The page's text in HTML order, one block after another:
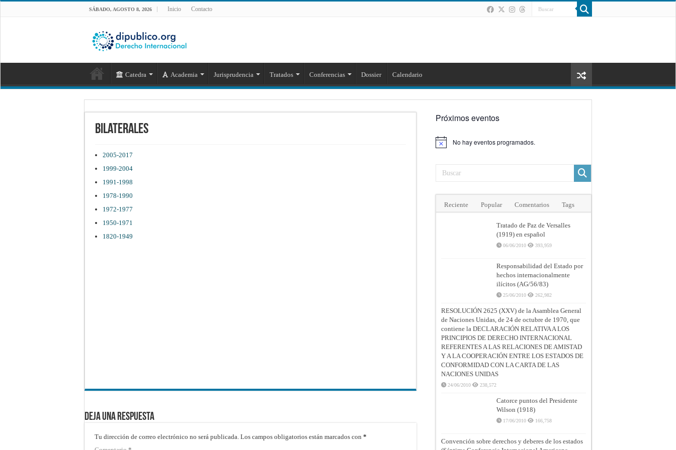
SÁBADO, AGOSTO 8, 2026 Inicio Contacto
Catedra Academia Jurisprudencia Tratados Conferencias Dossier Calendario
Bilaterales
2005-2017
1999-2004
1991-1998
1978-1990
1972-1977
1950-1971
1820-1949
Deja una respuesta
Tu dirección de correo electrónico no será publicada. Los campos obligatorios están marcados con *
Próximos eventos
Aviso No hay eventos programados.
Reciente Popular Comentarios Tags
Tratado de Paz de Versalles
(1919) en español
06/06/2010 393,959
Responsabilidad del Estado por
hechos internacionalmente
ilícitos (AG/56/83)
25/06/2010 262,982
RESOLUCIÓN 2625 (XXV) de la Asamblea General
de Naciones Unidas, de 24 de octubre de 1970, que
contiene la DECLARACIÓN RELATIVA A LOS
PRINCIPIOS DE DERECHO INTERNACIONAL
REFERENTES A LAS RELACIONES DE AMISTAD
Y A LA COOPERACIÓN ENTRE LOS ESTADOS DE
CONFORMIDAD CON LA CARTA DE LAS
NACIONES UNIDAS
24/06/2010 238,572
Catorce puntos del Presidente
Wilson (1918)
17/06/2010 166,758
Convención sobre derechos y deberes de los estados